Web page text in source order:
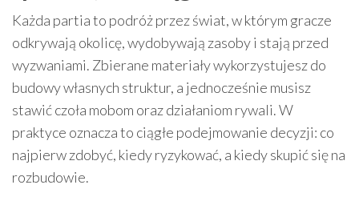
Każda partia to podróż przez świat, w którym gracze
odkrywają okolicę, wydobywają zasoby i stają przed
wyzwaniami. Zbierane materiały wykorzystujesz do
budowy własnych struktur, a jednocześnie musisz
stawić czoła mobom oraz działaniom rywali. W
praktyce oznacza to ciągłe podejmowanie decyzji: co
najpierw zdobyć, kiedy ryzykować, a kiedy skupić się na
rozbudowie.